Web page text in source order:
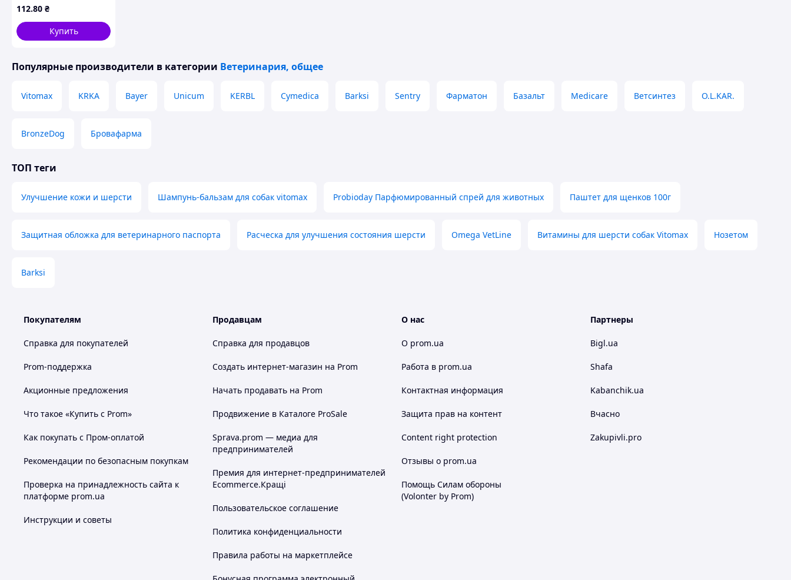
112.80 ₴
Купить
Популярные производители в категории Ветеринария, общее
Vitomax KRKA Bayer Unicum KERBL Cymedica Barksi Sentry Фарматон Базальт Medicare Ветсинтез O.L.KAR.
BronzeDog Бровафарма
ТОП теги
Улучшение кожи и шерсти Шампунь-бальзам для собак vitomax Probioday Парфюмированный спрей для животных Паштет для щенков 100г
Защитная обложка для ветеринарного паспорта Расческа для улучшения состояния шерсти Omega VetLine Витамины для шерсти собак Vitomax Нозетом
Barksi
Покупателям
Справка для покупателей
Prom-поддержка
Акционные предложения
Что такое «Купить с Prom»
Как покупать с Пром-оплатой
Рекомендации по безопасным покупкам
Проверка на принадлежность сайта к
платформе prom.ua
Инструкции и советы
Продавцам
Справка для продавцов
Создать интернет-магазин на Prom
Начать продавать на Prom
Продвижение в Каталоге ProSale
Sprava.prom — медиа для
предпринимателей
Премия для интернет-предпринимателей
Ecommerce.Кращі
Пользовательское соглашение
Политика конфиденциальности
Правила работы на маркетплейсе
О нас
О prom.ua
Работа в prom.ua
Контактная информация
Защита прав на контент
Content right protection
Отзывы о prom.ua
Помощь Силам обороны
(Volonter by Prom)
Партнеры
Bigl.ua
Shafa
Kabanchik.ua
Вчасно
Zakupivli.pro